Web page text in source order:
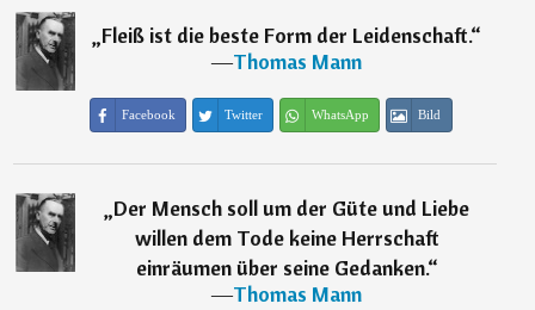
„Fleiß ist die beste Form der Leidenschaft.“
―Thomas Mann
Facebook Twitter WhatsApp Bild
„Der Mensch soll um der Güte und Liebe
willen dem Tode keine Herrschaft
einräumen über seine Gedanken.“
―Thomas Mann